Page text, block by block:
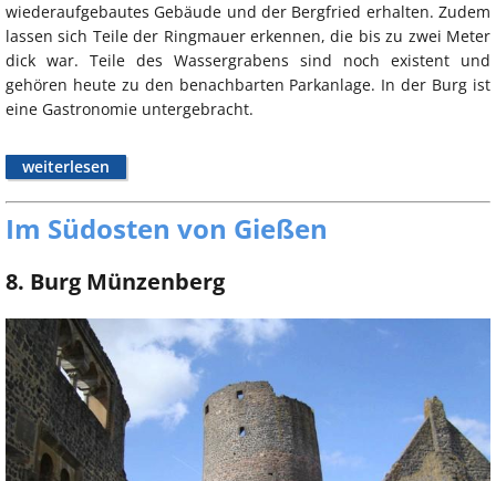
wiederaufgebautes Gebäude und der Bergfried erhalten. Zudem
lassen sich Teile der Ringmauer erkennen, die bis zu zwei Meter
dick war. Teile des Wassergrabens sind noch existent und
gehören heute zu den benachbarten Parkanlage. In der Burg ist
eine Gastronomie untergebracht.
weiterlesen
Im Südosten von Gießen
8. Burg Münzenberg